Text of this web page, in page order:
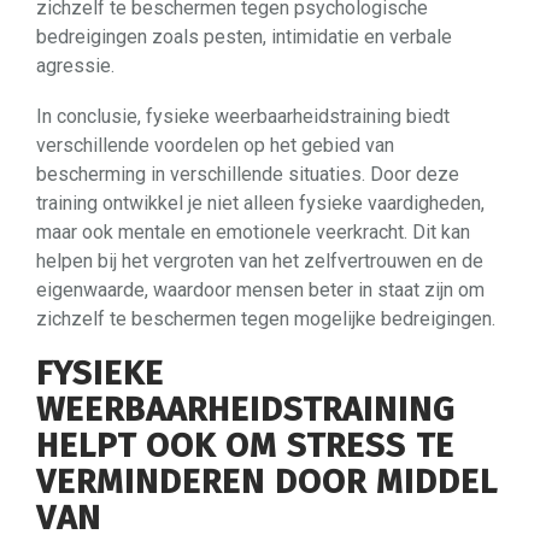
zichzelf te beschermen tegen psychologische
bedreigingen zoals pesten, intimidatie en verbale
agressie.
In conclusie, fysieke weerbaarheidstraining biedt
verschillende voordelen op het gebied van
bescherming in verschillende situaties. Door deze
training ontwikkel je niet alleen fysieke vaardigheden,
maar ook mentale en emotionele veerkracht. Dit kan
helpen bij het vergroten van het zelfvertrouwen en de
eigenwaarde, waardoor mensen beter in staat zijn om
zichzelf te beschermen tegen mogelijke bedreigingen.
FYSIEKE
WEERBAARHEIDSTRAINING
HELPT OOK OM STRESS TE
VERMINDEREN DOOR MIDDEL
VAN